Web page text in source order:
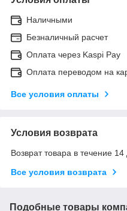
Наличными
Безналичный расчет
Оплата через Kaspi Pay
Оплата переводом на
Все условия оплаты
Условия возврата
Возврат товара в течение
Все условия возврата
Подобные товары